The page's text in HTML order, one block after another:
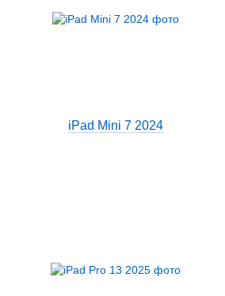
iPad Mini 7 2024